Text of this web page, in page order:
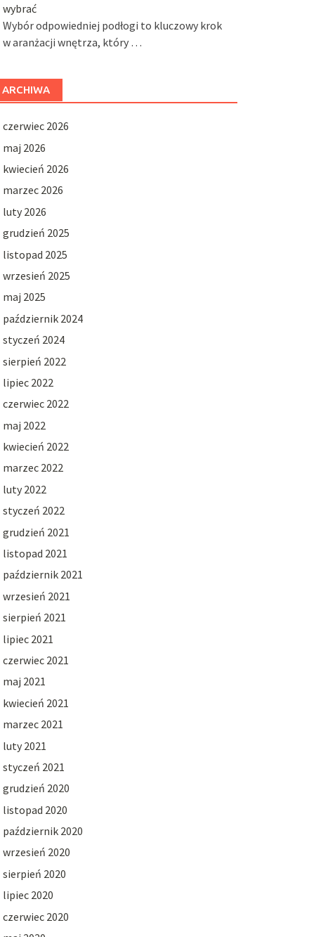
wybrać
Wybór odpowiedniej podłogi to kluczowy krok
w aranżacji wnętrza, który …
ARCHIWA
czerwiec 2026
maj 2026
kwiecień 2026
marzec 2026
luty 2026
grudzień 2025
listopad 2025
wrzesień 2025
maj 2025
październik 2024
styczeń 2024
sierpień 2022
lipiec 2022
czerwiec 2022
maj 2022
kwiecień 2022
marzec 2022
luty 2022
styczeń 2022
grudzień 2021
listopad 2021
październik 2021
wrzesień 2021
sierpień 2021
lipiec 2021
czerwiec 2021
maj 2021
kwiecień 2021
marzec 2021
luty 2021
styczeń 2021
grudzień 2020
listopad 2020
październik 2020
wrzesień 2020
sierpień 2020
lipiec 2020
czerwiec 2020